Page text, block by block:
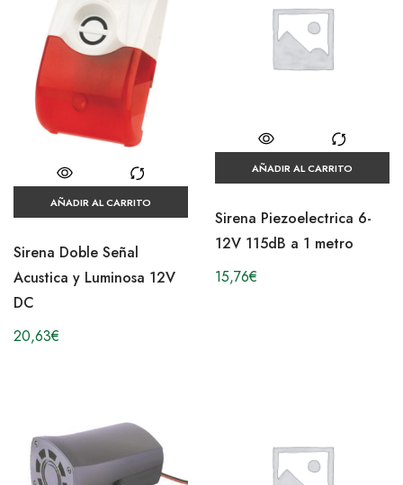
AÑADIR AL CARRITO
Sirena Doble Señal
Acustica y Luminosa 12V
DC
20,63€
AÑADIR AL CARRITO
Sirena Piezoelectrica 6-
12V 115dB a 1 metro
15,76€